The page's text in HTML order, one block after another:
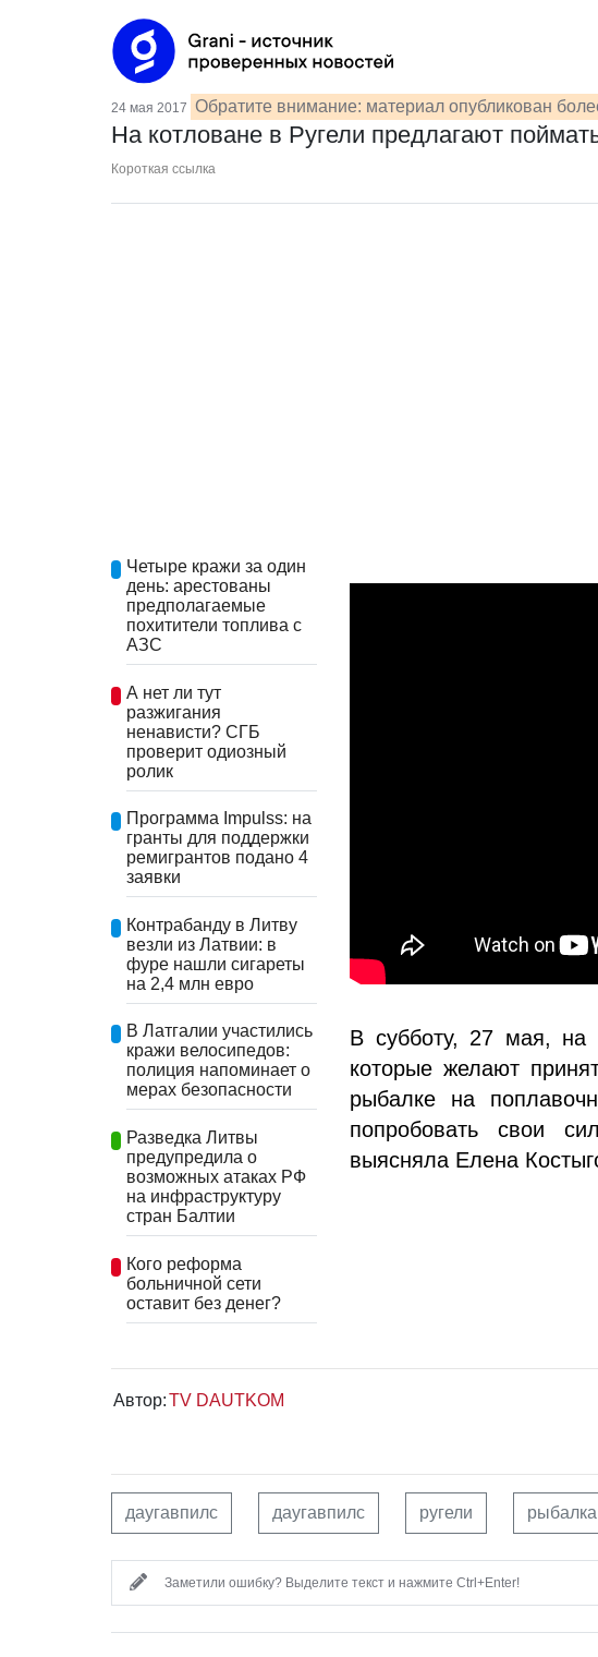
24 мая 2017 Обратите внимание: материал опубликован
На котловане в Ругели предлагают
Короткая ссылка
Четыре кражи за один
день: арестованы
предполагаемые
похитители топлива с
АЗС
А нет ли тут
разжигания
ненависти? СГБ
проверит одиозный
ролик
Программа Impulss: на
гранты для поддержки
ремигрантов подано 4
заявки
Контрабанду в Литву
везли из Латвии: в
фуре нашли сигареты
на 2,4 млн евро
В Латгалии участились
кражи велосипедов:
полиция напоминает о
мерах безопасности
Разведка Литвы
предупредила о
возможных атаках РФ
на инфраструктуру
стран Балтии
Кого реформа
больничной сети
оставит без денег?
В субботу, 27 мая, на
которые желают
рыбалке на
попробовать свои
выясняла Елена
Автор:TV DAUTKOM
даугавпилс даугавпилс ругели рыбалка
Заметили ошибку? Выделите текст и нажмите Ctrl+Enter!